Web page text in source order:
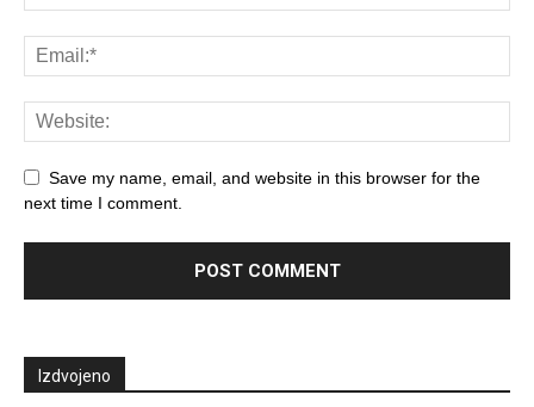
Save my name, email, and website in this browser for the
next time I comment.
Izdvojeno